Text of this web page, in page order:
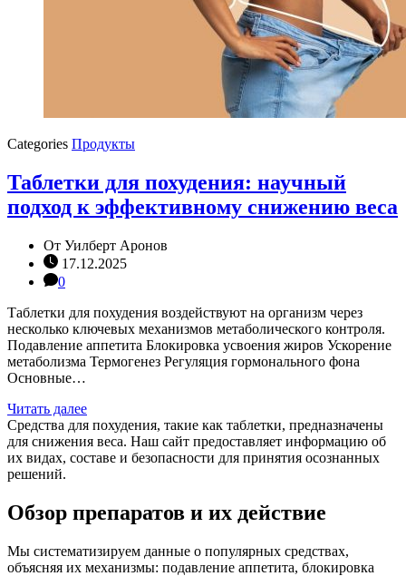
Categories Продукты
Таблетки для похудения: научный
подход к эффективному снижению веса
От Уилберт Аронов
17.12.2025
0
Таблетки для похудения воздействуют на организм через
несколько ключевых механизмов метаболического контроля.
Подавление аппетита Блокировка усвоения жиров Ускорение
метаболизма Термогенез Регуляция гормонального фона
Основные…
Читать далее
Средства для похудения, такие как таблетки, предназначены
для снижения веса. Наш сайт предоставляет информацию об
их видах, составе и безопасности для принятия осознанных
решений.
Обзор препаратов и их действие
Мы систематизируем данные о популярных средствах,
объясняя их механизмы: подавление аппетита, блокировка